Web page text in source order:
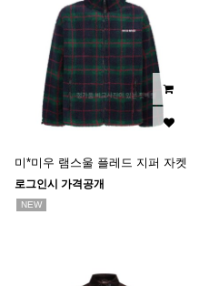
미*미우 램스울 플레드 지퍼 자켓
로그인시 가격공개
NEW